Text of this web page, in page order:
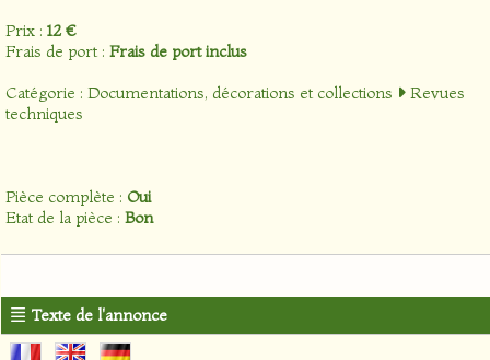
Prix : 12 €
Frais de port : Frais de port inclus
Catégorie : Documentations, décorations et collections
Revues
techniques
Pièce complète : Oui
Etat de la pièce : Bon
Texte de l'annonce